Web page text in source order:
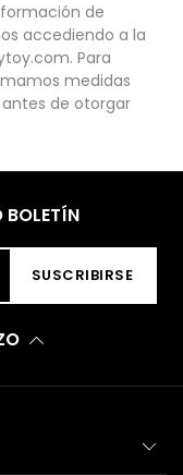
de
accediendo a la
Para
medidas
de otorgar
BOLETÍN
SUSCRIBIRSE